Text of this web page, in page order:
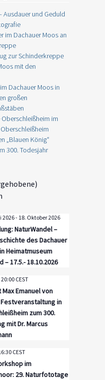
Ausdauer und Geduld
im Dachauer Moos an
zur Schinderkreppe
mit den
Dachauer Moos in
großen
im
„Blauen König“
300. Todesjahr
2026- 18. Oktober 2026
NaturWandel –
des Dachauer
Heimatmuseum
– 17.5.- 18.10.2026
20:00 CEST
Emanuel von
in
zum 300.
mit Dr. Marcus
CEST
im
29. Naturfototage